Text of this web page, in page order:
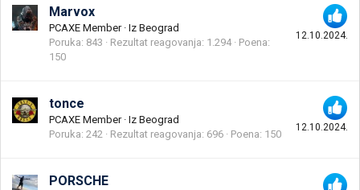
12.10.2024.
Marvox
PCAXE Member · Iz Beograd
Poruka 843 Rezultat reagovanja 1.294
Poena
150
12.10.2024.
tonce
PCAXE Member · Iz Beograd
Poruka 242 Rezultat reagovanja 696 Poena 150
PORSCHE